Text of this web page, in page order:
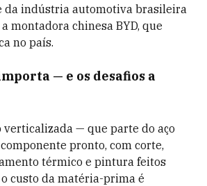
da indústria automotiva brasileira
montadora chinesa BYD, que
no país.
— e os desafios a
verticalizada — que parte do aço
pronto, com corte,
térmico e pintura feitos
custo da matéria-prima é